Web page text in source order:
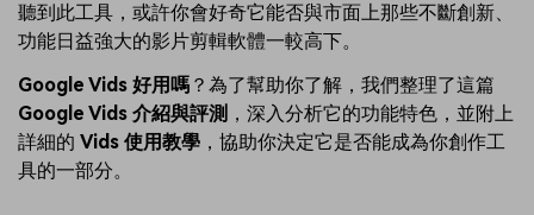
聽到此工具，或許你會好奇它能否與市面上那些不斷創新、
功能日益強大的影片剪輯軟體一較高下。
Google Vids 好用嗎 ？為了幫助你了解，我們整理了這篇
Google Vids 介紹與評測 ，深入分析它的功能特色，並附上
詳細的 Vids 使用教學 ，協助你決定它是否能成為你創作工
具的一部分。